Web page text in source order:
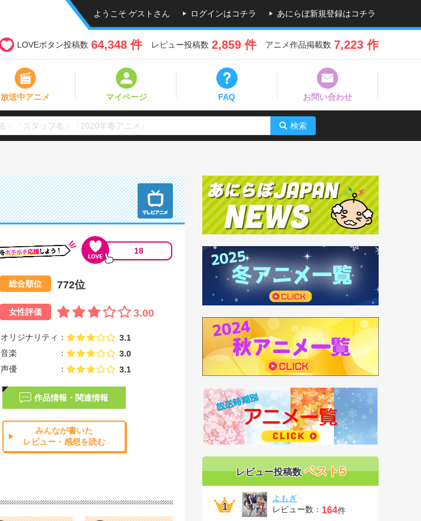
ようこそ ゲストさん ログインはコチラ あにらぼ新規登録はコチラ
LOVEボタン投稿数 64,348 件 レビュー投稿数 2,859 件 アニメ作品掲載数 7,223 作
放送中アニメ マイページ FAQ お問い合わせ
検索
18
総合順位 772位
女性評価 3.00
オリジナリティ
3.1
音楽
3.0
声優 3.1
作品情報・関連情報
みんなが書いた
レビュー・感想を読む
レビュー投稿数ベスト5
よもぎ
レビュー数： 164件